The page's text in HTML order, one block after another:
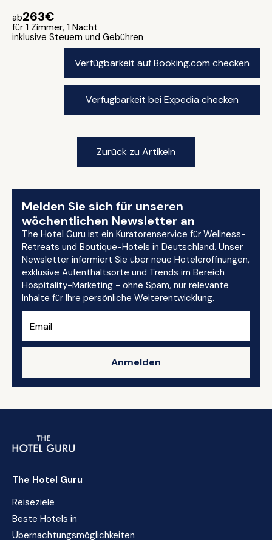
ab263€
für 1 Zimmer, 1 Nacht
inklusive Steuern und Gebühren
Verfügbarkeit auf Booking.com checken
Verfügbarkeit bei Expedia checken
Zurück zu Artikeln
Melden Sie sich für unseren
wöchentlichen Newsletter an
The Hotel Guru ist ein Kuratorenservice für Wellness-
Retreats und Boutique-Hotels in Deutschland. Unser
Newsletter informiert Sie über neue Hoteleröffnungen,
exklusive Aufenthaltsorte und Trends im Bereich
Hospitality-Marketing - ohne Spam, nur relevante
Inhalte für Ihre persönliche Weiterentwicklung.
Anmelden
The Hotel Guru
Reiseziele
Beste Hotels in
Übernachtungsmöglichkeiten